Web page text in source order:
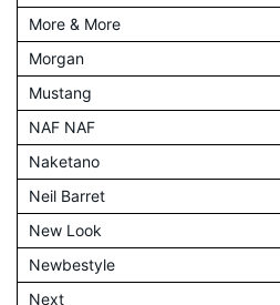
More & More
Morgan
Mustang
NAF NAF
Naketano
Neil Barret
New Look
Newbestyle
Next